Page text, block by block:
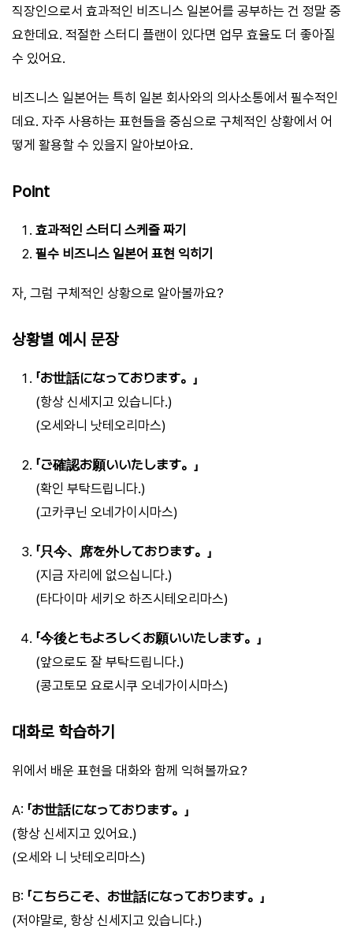
직장인으로서 효과적인 비즈니스 일본어를 공부하는 건 정말 중
요한데요. 적절한 스터디 플랜이 있다면 업무 효율도 더 좋아질
수 있어요.
비즈니스 일본어는 특히 일본 회사와의 의사소통에서 필수적인
데요. 자주 사용하는 표현들을 중심으로 구체적인 상황에서 어
떻게 활용할 수 있을지 알아보아요.
Point
효과적인 스터디 스케줄 짜기
필수 비즈니스 일본어 표현 익히기
자, 그럼 구체적인 상황으로 알아볼까요?
상황별 예시 문장
「お世話になっております。」
(항상 신세지고 있습니다.)
(오세와니 낫테오리마스)
「ご確認お願いいたします。」
(확인 부탁드립니다.)
(고카쿠닌 오네가이시마스)
「只今、席を外しております。」
(지금 자리에 없으십니다.)
(타다이마 세키오 하즈시테오리마스)
「今後ともよろしくお願いいたします。」
(앞으로도 잘 부탁드립니다.)
(콩고토모 요로시쿠 오네가이시마스)
대화로 학습하기
위에서 배운 표현을 대화와 함께 익혀볼까요?
A: 「お世話になっております。」
(항상 신세지고 있어요.)
(오세와 니 낫테오리마스)
B: 「こちらこそ、お世話になっております。」
(저야말로, 항상 신세지고 있습니다.)